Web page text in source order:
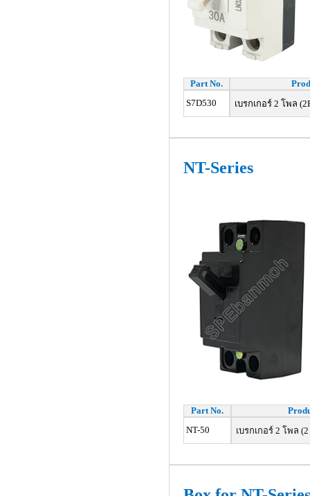
Part No.
S7D530
เบรกเกอร์ 2 โพล
NT-Series
Part No.
NT-50
เบรกเกอร์ 2 โพล